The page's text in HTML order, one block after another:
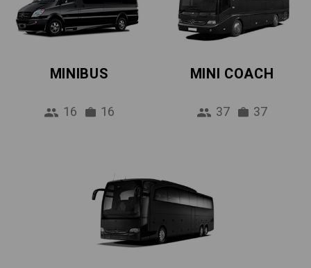
MINIBUS
16 16
MINI COACH
37 37